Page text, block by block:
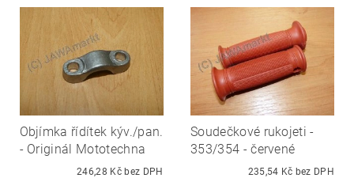
Objímka řídítek kýv./pan.
- Originál Mototechna
246,28 Kč bez DPH
Soudečkové rukojeti -
353/354 - červené
235,54 Kč bez DPH